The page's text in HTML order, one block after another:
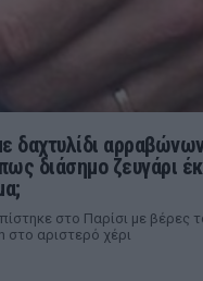
δαχτυλίδι
διάσημο ζευγάρι
στο Παρίσι με βέρες
στο αριστερό χέρι